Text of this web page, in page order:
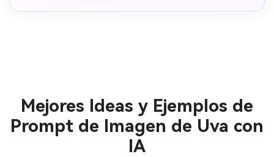
Mejores Ideas y Ejemplos de
Prompt de Imagen de Uva con
IA